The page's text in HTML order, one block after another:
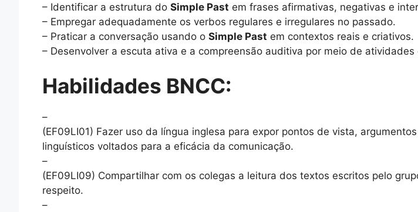
– Identificar a estrutura do Simple Past em frases afirmativas, negativas e
– Empregar adequadamente os verbos regulares e irregulares no passado.
– Praticar a conversação usando o Simple Past em contextos reais e criativos.
– Desenvolver a escuta ativa e a compreensão auditiva por meio de
Habilidades BNCC:
–
(EF09LI01) Fazer uso da língua inglesa para expor pontos de vista,
linguísticos voltados para a eficácia da comunicação.
–
(EF09LI09) Compartilhar com os colegas a leitura dos textos escritos pelo
respeito.
–